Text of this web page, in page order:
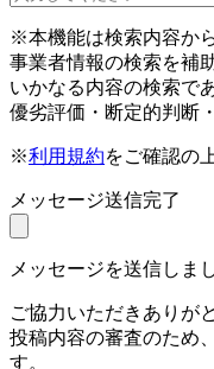
※本機能は検索内容か
事業者情報の検索を補
いかなる内容の検索で
優劣評価・断定的判断
※利用規約をご確認の
メッセージ送信完了
メッセージを送信しま
ご協力いただきありが
投稿内容の審査のため
す。